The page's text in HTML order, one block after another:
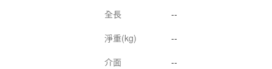
全長
--
淨重(kg)
--
介面
--